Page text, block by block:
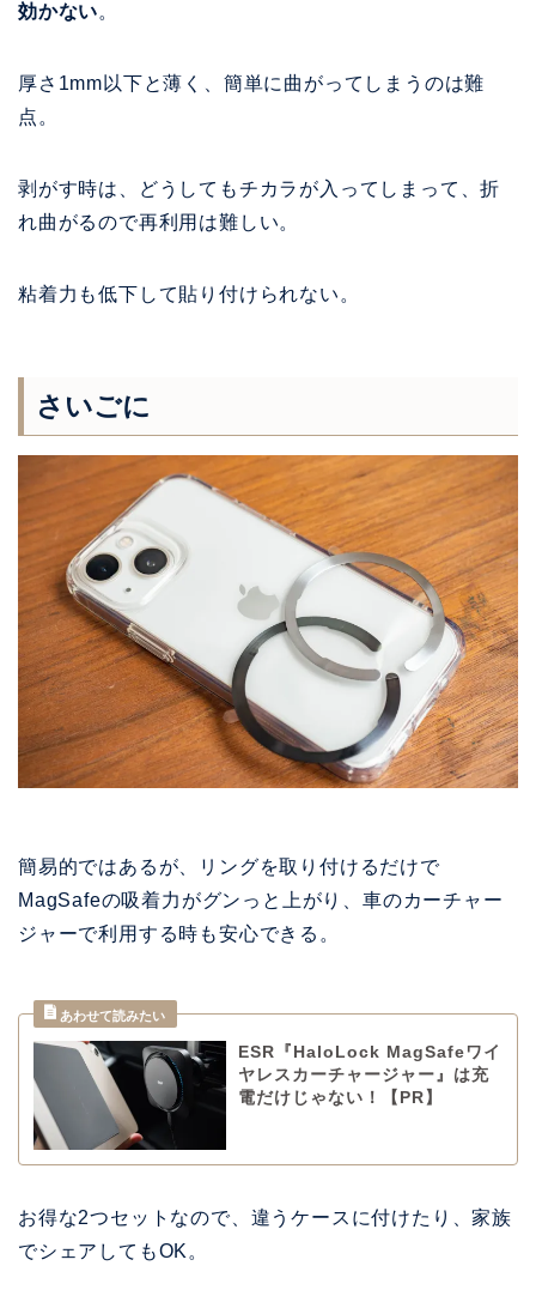
効かない。
厚さ1mm以下と薄く、簡単に曲がってしまうのは難
点。
剥がす時は、どうしてもチカラが入ってしまって、折
れ曲がるので再利用は難しい。
粘着力も低下して貼り付けられない。
さいごに
簡易的ではあるが、リングを取り付けるだけで
MagSafeの吸着力がグンっと上がり、車のカーチャー
ジャーで利用する時も安心できる。
ESR『HaloLock MagSafeワイ
ヤレスカーチャージャー』は充
電だけじゃない！【PR】
お得な2つセットなので、違うケースに付けたり、家族
でシェアしてもOK。